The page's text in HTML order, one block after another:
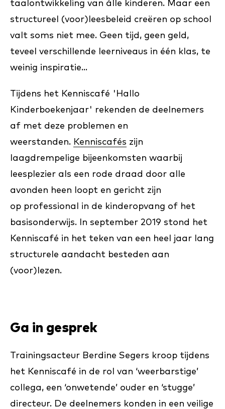
taalontwikkeling van álle kinderen. Maar een
structureel (voor)leesbeleid creëren op school
valt soms niet mee. Geen tijd, geen geld,
teveel verschillende leerniveaus in één klas, te
weinig inspiratie...
Tijdens het Kenniscafé 'Hallo
Kinderboekenjaar' rekenden de deelnemers
af met deze problemen en
weerstanden. Kenniscafés zijn
laagdrempelige bijeenkomsten waarbij
leesplezier als een rode draad door alle
avonden heen loopt en gericht zijn
op professional in de kinderopvang of het
basisonderwijs. In september 2019 stond het
Kenniscafé in het teken van een heel jaar lang
structurele aandacht besteden aan
(voor)lezen.
Ga in gesprek
Trainingsacteur Berdine Segers kroop tijdens
het Kenniscafé in de rol van ‘weerbarstige’
collega, een ‘onwetende’ ouder en ‘stugge’
directeur. De deelnemers konden in een veilige